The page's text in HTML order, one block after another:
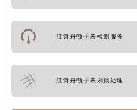
江诗丹顿手表检测服务
江诗丹顿手表划痕处理